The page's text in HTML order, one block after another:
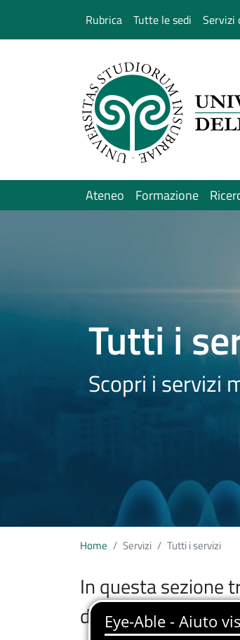
Rubrica Tutte le sedi Servizi
Ateneo Formazione
Tutti i
Scopri i servizi
Home Servizi Tutti i servizi
In questa sezione
dall'Università